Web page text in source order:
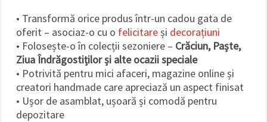
• Transformă orice produs într-un cadou gata de
oferit – asociaz-o cu o felicitareși decorațiuni
• Folosește-o în colecții sezoniere – Crăciun, Paște,
Ziua Îndrăgostiților și alte ocazii speciale
• Potrivită pentru mici afaceri, magazine online și
creatori handmade care apreciază un aspect finisat
• Ușor de asamblat, ușoară și comodă pentru
depozitare